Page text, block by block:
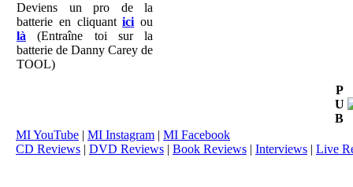
Deviens un pro de la
batterie en cliquantici ou
là (Entraîne toi sur la
batterie de Danny Carey de
TOOL)
P
U
B
MI YouTube | MI Instagram | MI Facebook
CD Reviews | DVD Reviews | Book Reviews | Interviews | Live